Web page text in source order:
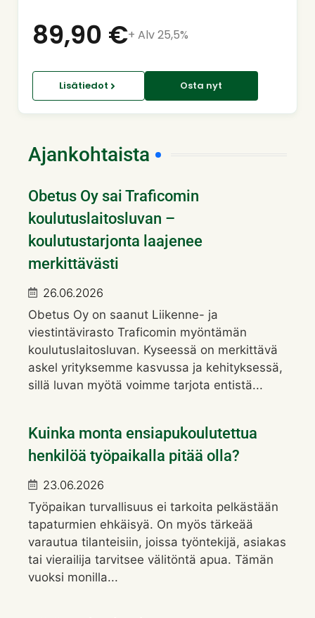
89,90 €+ Alv 25,5%
Lisätiedot Osta nyt
Ajankohtaista
Obetus Oy sai Traficomin
koulutuslaitosluvan –
koulutustarjonta laajenee
merkittävästi
26.06.2026
Obetus Oy on saanut Liikenne- ja
viestintävirasto Traficomin myöntämän
koulutuslaitosluvan. Kyseessä on merkittävä
askel yrityksemme kasvussa ja kehityksessä,
sillä luvan myötä voimme tarjota entistä...
Kuinka monta ensiapukoulutettua
henkilöä työpaikalla pitää olla?
23.06.2026
Työpaikan turvallisuus ei tarkoita pelkästään
tapaturmien ehkäisyä. On myös tärkeää
varautua tilanteisiin, joissa työntekijä, asiakas
tai vierailija tarvitsee välitöntä apua. Tämän
vuoksi monilla...